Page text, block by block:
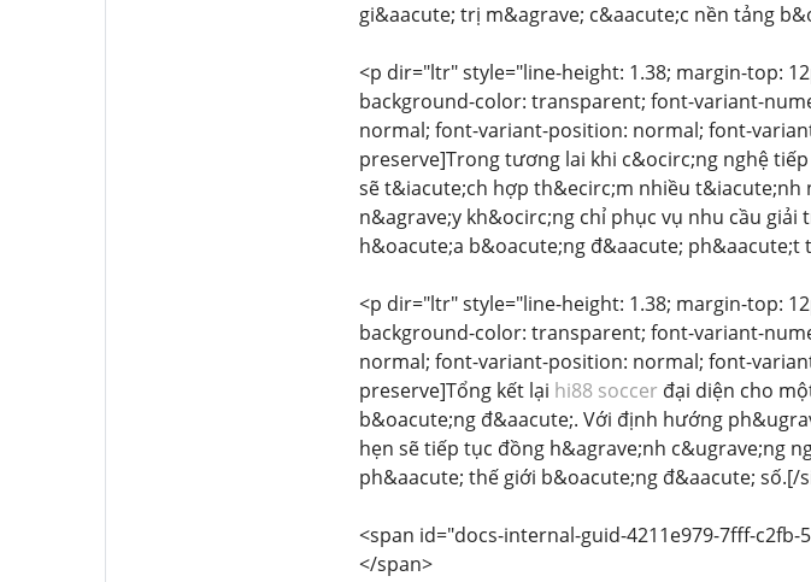
gi&aacute; trị m&agrave; c&aacute;c nền tảng
<p dir="ltr" style="line-height: 1.38; margin-top:
background-color: transparent; font-variant-
normal; font-variant-position: normal; font-
preserve]Trong tương lai khi c&ocirc;ng nghệ
sẽ t&iacute;ch hợp th&ecirc;m nhiều
n&agrave;y kh&ocirc;ng chỉ phục vụ nhu cầu
h&oacute;a b&oacute;ng đ&aacute; ph&aacute;t
<p dir="ltr" style="line-height: 1.38; margin-top:
background-color: transparent; font-variant-
normal; font-variant-position: normal; font-
preserve]Tổng kết lại hi88 soccer đại diện cho
b&oacute;ng đ&aacute;. Với định hướng
hẹn sẽ tiếp tục đồng h&agrave;nh c&ugrave;ng
ph&aacute; thế giới b&oacute;ng đ&aacute; số.[/
<span id="docs-internal-guid-4211e979-7fff-c2fb-
</span>